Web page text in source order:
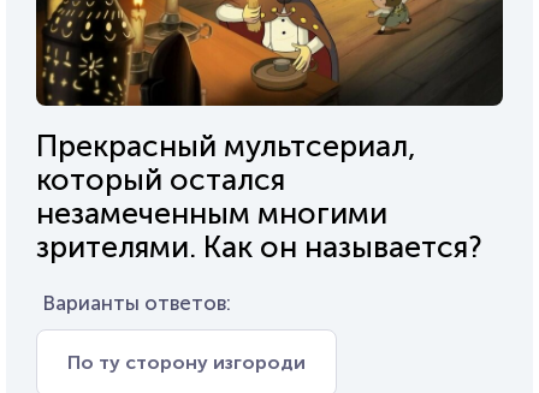
Прекрасный мультсериал,
который остался
незамеченным многими
зрителями. Как он называется?
Варианты ответов:
По ту сторону изгороди